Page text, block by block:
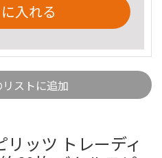
入れる
ストに追加
ッツ トレーディ